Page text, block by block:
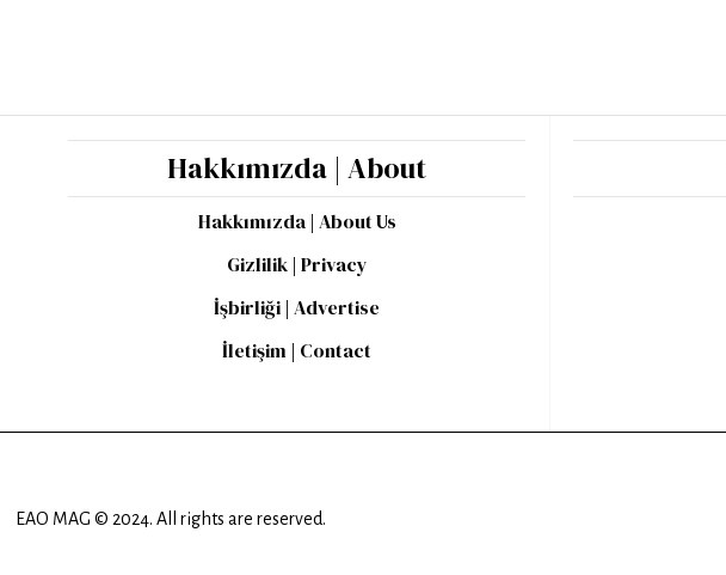
Hakkımızda | About
Hakkımızda | About Us
Gizlilik | Privacy
İşbirliği | Advertise
İletişim | Contact
EAO MAG © 2024. All rights are reserved.